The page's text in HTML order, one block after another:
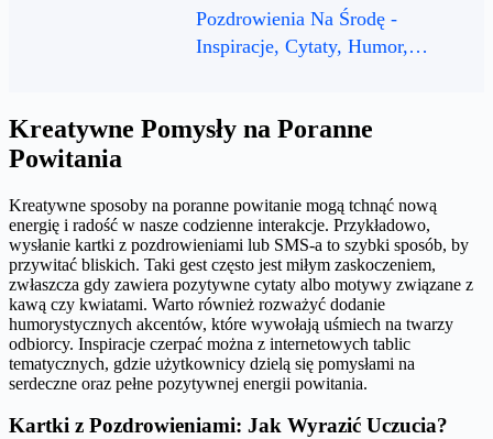
Pozdrowienia Na Środę -
Inspiracje, Cytaty, Humor,…
Kreatywne Pomysły na Poranne
Powitania
Kreatywne sposoby na poranne powitanie mogą tchnąć nową
energię i radość w nasze codzienne interakcje. Przykładowo,
wysłanie kartki z pozdrowieniami lub SMS-a to szybki sposób, by
przywitać bliskich. Taki gest często jest miłym zaskoczeniem,
zwłaszcza gdy zawiera pozytywne cytaty albo motywy związane z
kawą czy kwiatami. Warto również rozważyć dodanie
humorystycznych akcentów, które wywołają uśmiech na twarzy
odbiorcy. Inspiracje czerpać można z internetowych tablic
tematycznych, gdzie użytkownicy dzielą się pomysłami na
serdeczne oraz pełne pozytywnej energii powitania.
Kartki z Pozdrowieniami: Jak Wyrazić Uczucia?